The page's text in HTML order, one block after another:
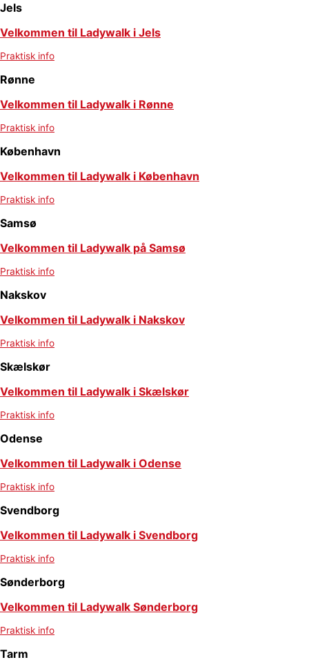
Jels
Velkommen til Ladywalk i Jels
Praktisk info
Rønne
Velkommen til Ladywalk i Rønne
Praktisk info
København
Velkommen til Ladywalk i København
Praktisk info
Samsø
Velkommen til Ladywalk på Samsø
Praktisk info
Nakskov
Velkommen til Ladywalk i Nakskov
Praktisk info
Skælskør
Velkommen til Ladywalk i Skælskør
Praktisk info
Odense
Velkommen til Ladywalk i Odense
Praktisk info
Svendborg
Velkommen til Ladywalk i Svendborg
Praktisk info
Sønderborg
Velkommen til Ladywalk Sønderborg
Praktisk info
Tarm